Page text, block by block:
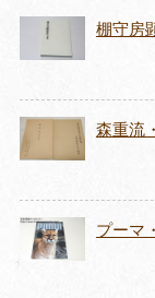
棚守房
森重流
プーマ